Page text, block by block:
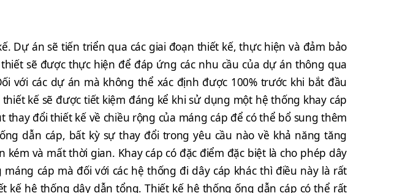
Dự án sẽ tiến triển qua các giai đoạn thiết kế, thực hiện và đảm bảo
sẽ được thực hiện để đáp ứng các nhu cầu của dự án thông qua
với các dự án mà không thể xác định được 100% trước khi bắt đầu
kế sẽ được tiết kiệm đáng kể khi sử dụng một hệ thống khay cáp
đổi thiết kế về chiều rộng của máng cáp để có thể bổ sung thêm
dẫn cáp, bất kỳ sự thay đổi trong yêu cầu nào về khả năng tăng
và mất thời gian. Khay cáp có đặc điểm đặc biệt là cho phép dây
cáp mà đối với các hệ thống đi dây cáp khác thì điều này là rất
kế hệ thống dây dẫn tổng. Thiết kế hệ thống ống dẫn cáp có thể rất